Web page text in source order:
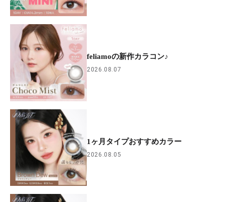
feliamoの新作カラコン♪
2026.08.07
1ヶ月タイプおすすめカラー
2026.08.05